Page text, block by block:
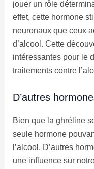
jouer un rôle
effet, cette hormone
neuronaux que ceux
d’alcool. Cette
intéressantes pour le
traitements contre
D’autres
Bien que la ghréline
seule hormone
l’alcool. D’autres
une influence sur